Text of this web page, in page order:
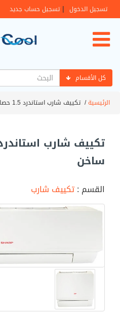
تسجيل الدخول | تسجيل حساب جديد
كل الأقسام
الرئيسية/تكييف شارب استاندرد 1.5 حصان بارد _ ساخن
ساخن
القسم :تكييف شارب